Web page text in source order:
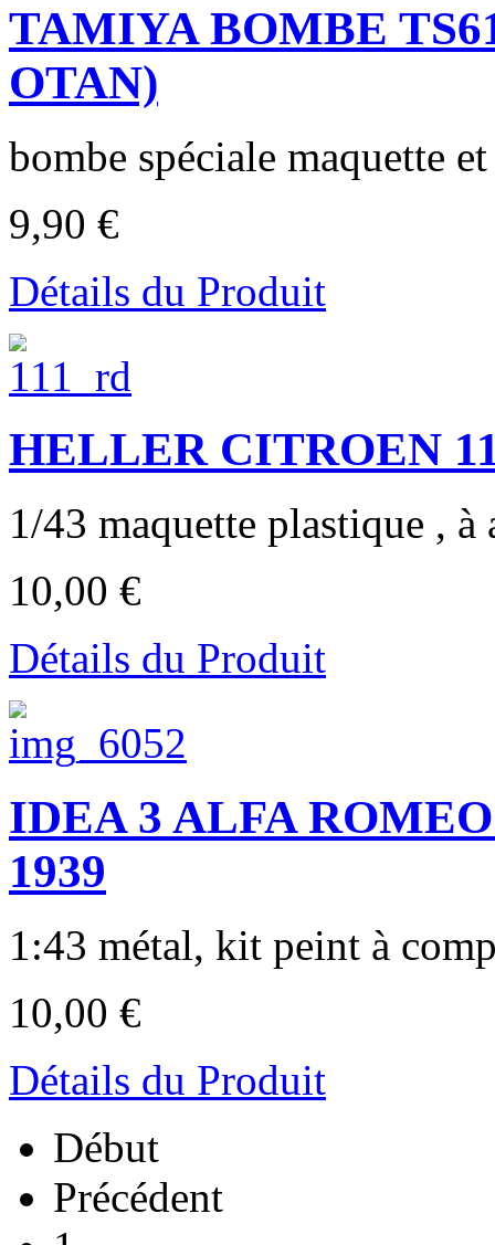
TAMIYA BOMBE
OTAN)
bombe spéciale maquette
9,90 €
Détails du Produit
HELLER CITROEN
1/43 maquette plastique , à
10,00 €
Détails du Produit
IDEA 3 ALFA
1939
1:43 métal, kit peint à
10,00 €
Détails du Produit
Début
Précédent